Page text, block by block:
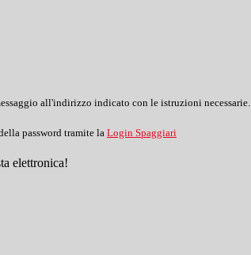
all'indirizzo indicato con le istruzioni necessarie.
password tramite la Login Spaggiari
elettronica!